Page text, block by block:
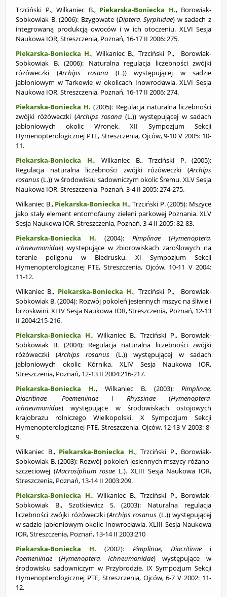
Trzciński P., Wilkaniec B., Piekarska-Boniecka H., Borowiak-
Sobkowiak B. (2006): Bzygowate (Diptera, Syrphidae) w sadach z
integrowaną produkcją owoców i w ich otoczeniu. XLVI Sesja
Naukowa IOR, Streszczenia, Poznań, 16-17 II 2006: 275.
Piekarska-Boniecka H., Wilkaniec B., Trzciński P., Borowiak-
Sobkowiak B. (2006): Naturalna regulacja liczebności zwójki
różóweczki (Archips rosana (L.)) występującej w sadzie
jabłoniowym w Tarkowie w okolicach Inowrocławia. XLVI Sesja
Naukowa IOR, Streszczenia, Poznań, 16-17 II 2006: 274.
Piekarska-Boniecka H. (2005): Regulacja naturalna liczebności
zwójki różóweczki (Archips rosana (L.)) występującej w sadach
jabłoniowych okolic Wronek. XII Sympozjum Sekcji
Hymenopterologicznej PTE, Streszczenia, Ojców, 9-10 V 2005: 10-
11.
Piekarska-Boniecka H., Wilkaniec B., Trzciński P. (2005):
Regulacja naturalna liczebności zwójki różóweczki (Archips
rosanus(L.)) w środowisku sadowniczym okolic Śremu. XLV Sesja
Naukowa IOR, Streszczenia, Poznań, 3-4 II 2005: 274-275.
Wilkaniec B., Piekarska-Boniecka H., Trzciński P. (2005): Mszyce
jako stały element entomofauny zieleni parkowej Poznania. XLV
Sesja Naukowa IOR, Streszczenia, Poznań, 3-4 II 2005: 82-83.
Piekarska-Boniecka H.
(2004): Pimplinae (Hymenoptera,
Ichneumonidae) wystepujące w zbiorowiskach zaroślowych na
terenie poligonu w Biedrusku. XI Sympozjum Sekcji
Hymenopterologicznej PTE, Streszczenia, Ojców, 10-11 V 2004:
11-12.
Wilkaniec B., Piekarska-Boniecka H., Trzciński P., Borowiak-
Sobkowiak B. (2004): Rozwój pokoleń jesiennych mszyc na śliwie i
brzoskwini. XLIV Sesja Naukowa IOR, Streszczenia, Poznań, 12-13
II 2004:215-216.
Piekarska-Boniecka H., Wilkaniec B., Trzciński P., Borowiak-
Sobkowiak B. (2004): Regulacja naturalna liczebności zwójki
różóweczki (Archips rosanus (L.)) występującej w sadach
jabłoniowych okolic Kórnika. XLIV Sesja Naukowa IOR,
Streszczenia, Poznań, 12-13 II 2004:216-217.
Piekarska-Boniecka H., Wilkaniec B. (2003):
Pimplinae,
Diacritinae, Poemeniinae i Rhyssinae (Hymenoptera,
Ichneumonidae) występujące w środowiskach ostojowych
krajobrazu rolniczego Wielkopolski. X Sympozjum Sekcji
Hymenopterologicznej PTE, Streszczenia, Ojców, 12-13 V 2003: 8-
9.
Wilkaniec B., Piekarska-Boniecka H., Trzciński P., Borowiak-
Sobkowiak B. (2003): Rozwój pokoleń jesiennych mszycy różano-
szczeciowej (Macrosiphum rosae L.). XLIII Sesja Naukowa IOR,
Streszczenia, Poznań, 13-14 II 2003:209.
Piekarska-Boniecka H., Wilkaniec B., Trzciński P., Borowiak-
Sobkowiak B., Szotkiewicz S. (2003): Naturalna regulacja
liczebności zwójki różóweczki (Archips rosanus (L.)) występującej
w sadzie jabłoniowym okolic Inowrocławia. XLIII Sesja Naukowa
IOR, Streszczenia, Poznań, 13-14 II 2003:210
Piekarska-Boniecka H.
(2002): Pimplinae, Diacritinae i
Poemeniinae (Hymenoptera, Ichneumonidae) występujące w
środowisku sadowniczym w Przybrodzie. IX Sympozjum Sekcji
Hymenopterologicznej PTE, Streszczenia, Ojców, 6-7 V 2002: 11-
12.